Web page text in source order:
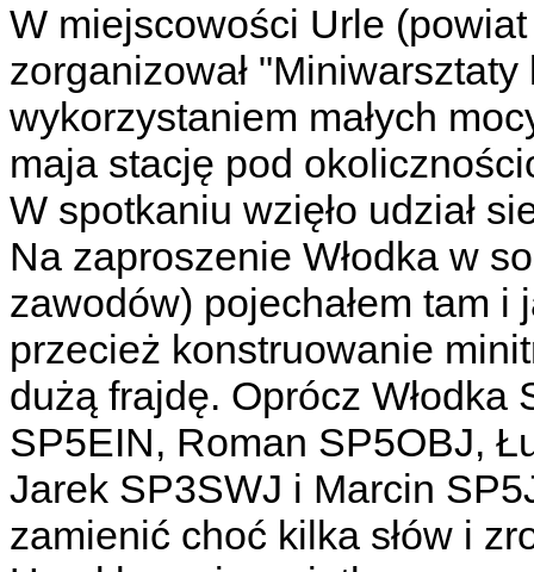
W miejscowości Urle
zorganizował
wykorzystaniem małych
maja stację pod
W spotkaniu wzięło udział
Na zaproszenie Włodka w
zawodów) pojechałem tam
przecież konstruowanie
dużą frajdę. Oprócz
SP5EIN, Roman SP5OBJ,
Jarek SP3SWJ i Marcin
zamienić choć kilka słów i